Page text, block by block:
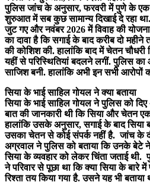
पुलिस जांच के अनुसार, फरवरी में पुणे के एक
शुरुआत में सब कुछ सामान्य दिखाई दे रहा था.
जुट गए और नवंबर 2026 में विवाह की
का दावा है कि सगाई के बाद करीब दो
की कोशिश की. हालांकि बाद में चेतन
यहीं से परिस्थितियां बदलने लगीं. पुलिस का
साजिश बनी. हालांकि अभी इन सभी आरोपों
सिया के भाई साहिल गोयल ने क्या बताया
सिया के भाई साहिल गोयल ने पुलिस को
बात की जानकारी थी कि सिया और चेतन
हालांकि उसके अनुसार, सगाई के बाद सिया
उसका चेतन से कोई संपर्क नहीं है. जांच के
अग्रवाल ने पुलिस को बताया कि उनके बेटे ने
सिया के व्यवहार को लेकर चिंता जताई
ने परिवार से पूछा था कि क्या सिया के बारे
रिश्ता तय किया गया है. उसने यह भी